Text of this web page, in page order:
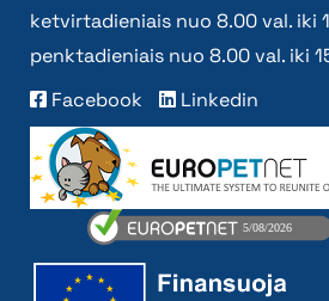
ketvirtadieniais nuo 8.00 val. iki
penktadieniais nuo 8.00 val. iki
Facebook
Linkedin